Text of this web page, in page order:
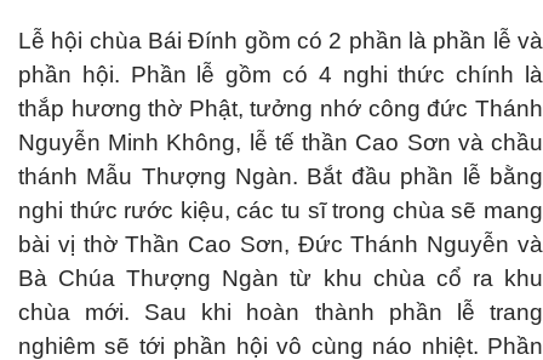
Lễ hội chùa Bái Đính gồm có 2 phần là phần lễ và
phần hội. Phần lễ gồm có 4 nghi thức chính là
thắp hương thờ Phật, tưởng nhớ công đức Thánh
Nguyễn Minh Không, lễ tế thần Cao Sơn và chầu
thánh Mẫu Thượng Ngàn. Bắt đầu phần lễ bằng
nghi thức rước kiệu, các tu sĩ trong chùa sẽ mang
bài vị thờ Thần Cao Sơn, Đức Thánh Nguyễn và
Bà Chúa Thượng Ngàn từ khu chùa cổ ra khu
chùa mới. Sau khi hoàn thành phần lễ trang
nghiêm sẽ tới phần hội vô cùng náo nhiệt. Phần